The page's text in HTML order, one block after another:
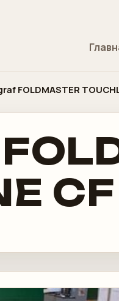
FOLDMASTER